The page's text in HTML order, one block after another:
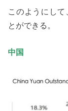
このようにし
とができる。
中国